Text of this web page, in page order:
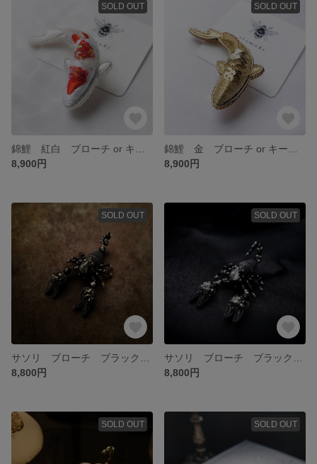
SOLD OUT
8,900円
SOLD OUT
8,900円
SOLD OUT
8,800円
SOLD OUT
8,800円
SOLD OUT SOLD OUT